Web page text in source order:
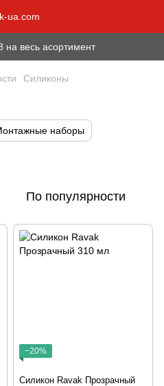
на весь асортимент
Силиконы
наборы
По популярности
−20%
Силикон Ravak Прозрачный